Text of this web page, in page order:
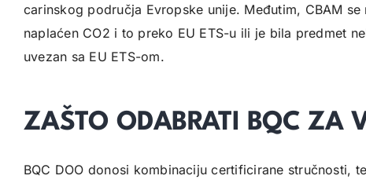
carinskog područja Evropske unije. Međutim, CBAM
naplaćen CO2 i to preko EU ETS-u ili je bila predmet
uvezan sa EU ETS-om.
ZAŠTO ODABRATI BQC ZA
BQC DOO donosi kombinaciju certificirane stručnosti,